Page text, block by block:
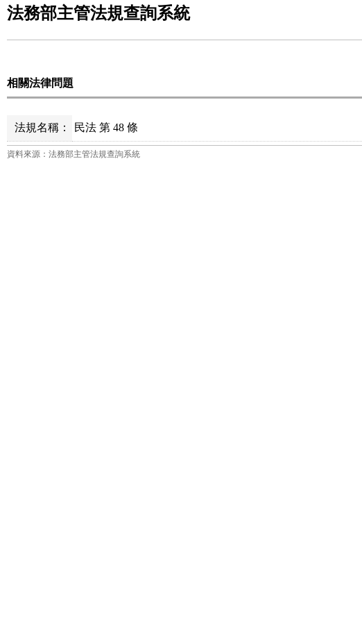
法務部主管法規查詢系統
相關法律問題
法規名稱： 民法 第 48 條
資料來源：法務部主管法規查詢系統